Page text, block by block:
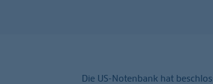
Die US-Notenbank hat